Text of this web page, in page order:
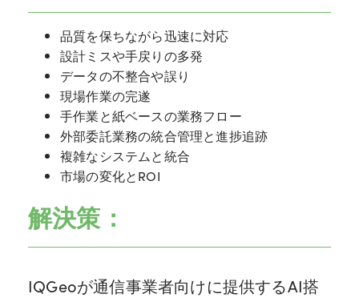
品質を保ちながら迅速に対応
設計ミスや手戻りの多発
データの不整合や誤り
現場作業の完遂
手作業と紙ベースの業務フロー
外部委託業務の統合管理と進捗追跡
複雑なシステムと統合
市場の変化とROI
解決策：
IQGeoが通信事業者向けに提供するAI搭